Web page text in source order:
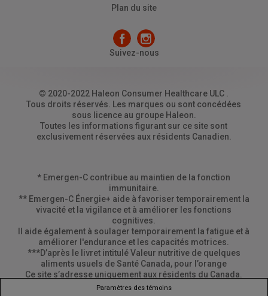
Plan du site
Suivez-nous
© 2020-2022 Haleon Consumer Healthcare ULC .
Tous droits réservés. Les marques ou sont concédées
sous licence au groupe Haleon.
Toutes les informations figurant sur ce site sont
exclusivement réservées aux résidents Canadien.
* Emergen-C contribue au maintien de la fonction
immunitaire.
** Emergen-C Énergie+ aide à favoriser temporairement la
vivacité et la vigilance et à améliorer les fonctions
cognitives.
Il aide également à soulager temporairement la fatigue et à
améliorer l'endurance et les capacités motrices.
***D’après le livret intitulé Valeur nutritive de quelques
aliments usuels de Santé Canada, pour l’orange
Ce site s’adresse uniquement aux résidents du Canada.
Paramètres des témoins